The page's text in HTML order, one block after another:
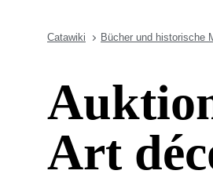
Catawiki Bücher und historische
Art